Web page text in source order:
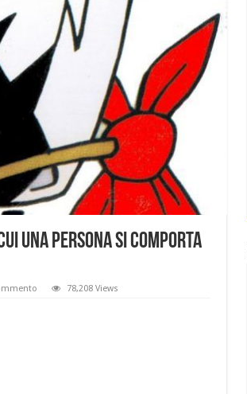
una persona si comporta
78,208 Views